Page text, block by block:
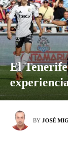
El
BY JOSÉ